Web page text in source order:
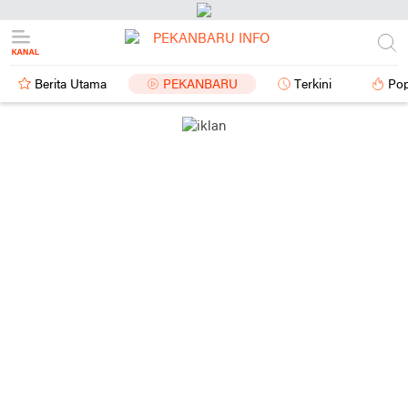
Berita Utama PEKANBARU Terkini